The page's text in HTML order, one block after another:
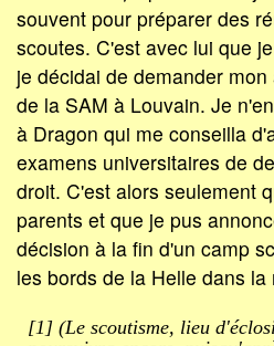
souvent pour préparer des
scoutes. C'est avec lui que
je décidai de demander
de la SAM à Louvain. Je
à Dragon qui me conseilla
examens universitaires de
droit. C'est alors seulement
parents et que je pus
décision à la fin d'un camp
les bords de la Helle dans la
[1] (Le scoutisme, lieu